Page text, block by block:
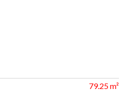
79.25 m²